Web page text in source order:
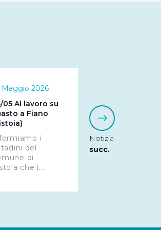
di default e
ad esclusione di quelli
Maggio 2026
05 Al lavoro su
a Fiano
i
del
di
che i...
Notizia
succ.